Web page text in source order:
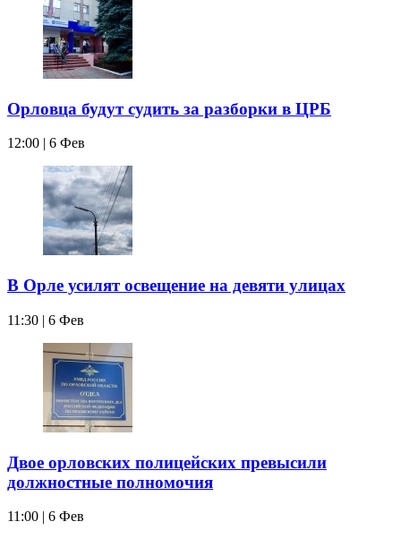
Орловца будут судить за разборки в ЦРБ
12:00 | 6 Фев
В Орле усилят освещение на девяти улицах
11:30 | 6 Фев
Двое орловских полицейских превысили
должностные полномочия
11:00 | 6 Фев